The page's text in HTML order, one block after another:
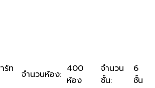
ร์ท
จำนวนห้อง: 400
ห้อง
จำนวน
ชั้น:
6
ชั้น